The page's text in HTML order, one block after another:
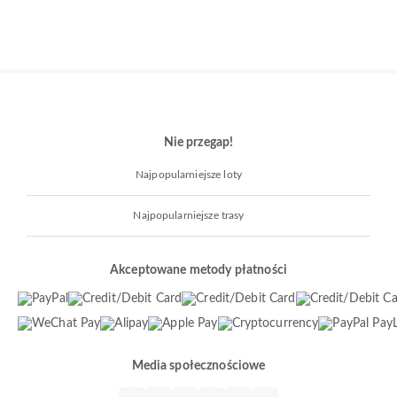
Nie przegap!
Najpopularniejsze loty
Najpopularniejsze trasy
Akceptowane metody płatności
Media społecznościowe